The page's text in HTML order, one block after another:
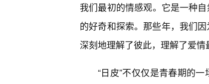
我们最初的情感观。它是一种
的好奇和探索。那些年，我们因
深刻地理解了彼此，理解了爱情
“日皮”不仅仅是青春期的